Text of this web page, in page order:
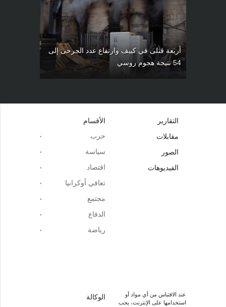
أربعة قتلى في كييف وارتفاع عدد الجرحى إلى
54 نتيجة هجوم روسي
الأقسام
حرب
سياسة
اقتصاد
تعافي أوكرانيا
مجتمع
الدفاع
رياضة
الوكالة
التقارير
مقابلات
الصور
الفيديوهات
عند الاقتباس من أي مواد أو
استخدامها على الإنترنت، يجب